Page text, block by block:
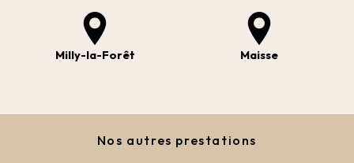
Milly-la-Forêt Maisse
Nos autres prestations